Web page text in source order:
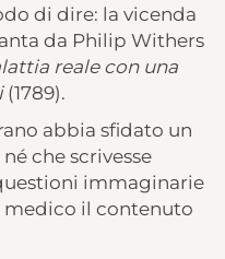
di dire: la vicenda
da Philip Withers
reale con una
(1789).
abbia sfidato un
che scrivesse
immaginarie
medico il contenuto